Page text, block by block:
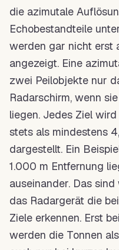
die azimutale
Echobestandteile
werden gar nicht erst
angezeigt. Eine
zwei Peilobjekte nur
Radarschirm, wenn
liegen. Jedes Ziel
stets als mindestens
dargestellt. Ein
1.000 m Entfernung
auseinander. Das
das Radargerät die
Ziele erkennen. Erst
werden die Tonnen